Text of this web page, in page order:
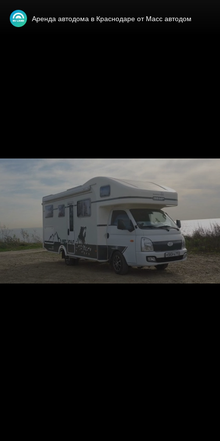
Аренда автодома в Краснодаре от Масс автодом